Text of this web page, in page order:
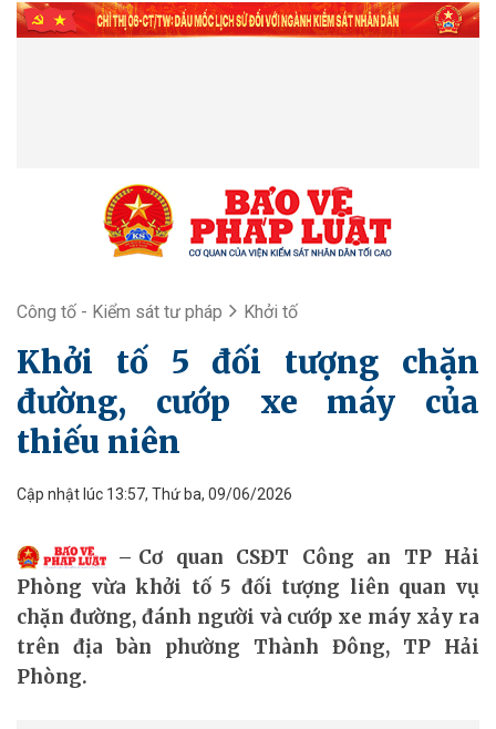
Công tố - Kiểm sát tư pháp Khởi tố
Khởi tố 5 đối tượng chặn
đường, cướp xe máy của
thiếu niên
Cập nhật lúc 13:57, Thứ ba, 09/06/2026
Cơ quan CSĐT Công an TP Hải
Phòng vừa khởi tố 5 đối tượng liên quan vụ
chặn đường, đánh người và cướp xe máy xảy ra
trên địa bàn phường Thành Đông, TP Hải
Phòng.